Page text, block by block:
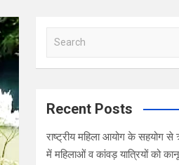
a
c
Recent Posts
राष्ट्रीय महिला आयोग के सहयोग
में महिलाओं व कांवड़ यात्रियों को